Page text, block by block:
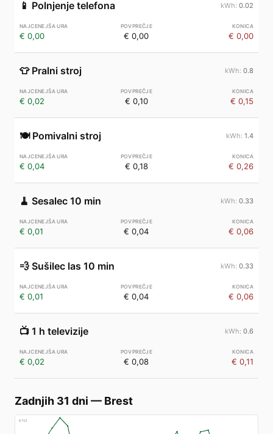
📱 Polnjenje telefona 0.02
€ 0,00 € 0,00 € 0,00
👕 Pralni stroj 0.8
€ 0,02 € 0,10 € 0,15
🍽️ Pomivalni stroj 1.4
€ 0,04 € 0,18 € 0,26
🧹 Sesalec 10 min 0.33
€ 0,01 € 0,04 € 0,06
💨 Sušilec las 10 min 0.33
€ 0,01 € 0,04 € 0,06
📺 1 h televizije 0.6
€ 0,02 € 0,08 € 0,11
Zadnjih 31 dni — Brest
€153